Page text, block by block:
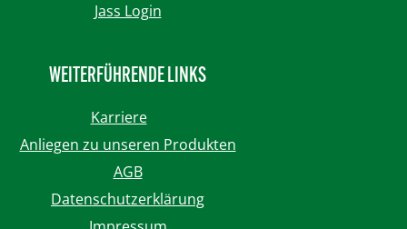
Jass Login
WEITERFÜHRENDE LINKS
Karriere
Anliegen zu unseren Produkten
AGB
Datenschutzerklärung